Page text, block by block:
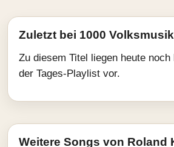
Zuletzt bei 1000
Zu diesem Titel liegen heute
der Tages-Playlist vor.
Weitere Songs von Roland